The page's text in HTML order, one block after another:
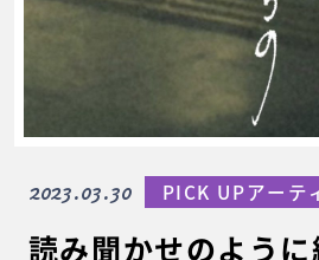
読み聞かせのように
2023.03.30 PICK UPアーテ